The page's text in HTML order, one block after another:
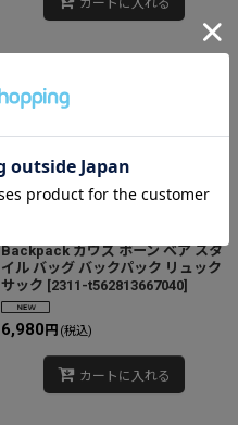
カートに入れる
Backpack カウズ ボーン ベア スタ
イル バッグ バックパック リュック
サック [2311-t562813667040]
6,980 円 (税込)
カートに入れる